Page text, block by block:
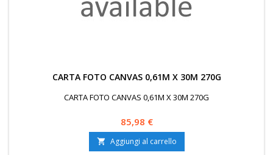
CARTA FOTO CANVAS 0,61M X 30M 270G
CARTA FOTO CANVAS 0,61M X 30M 270G
Prezzo
85,98 €
 Aggiungi al carrello